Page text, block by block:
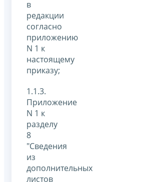
в
редакции
согласно
приложению
N 1 к
настоящему
приказу;
1.1.3.
Приложение
N 1 к
разделу
8
"Сведения
из
дополнительных
листов